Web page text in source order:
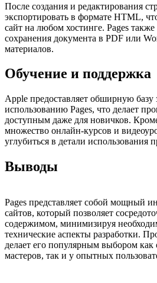
После создания и редактирования
экспортировать в формате HTML,
сайт на любом хостинге. Pages
сохранения документа в PDF или
материалов.
Обучение и поддержка
Apple предоставляет обширную базу
использованию Pages, что делает
доступным даже для новичков.
множество онлайн-курсов и
углубиться в детали использования
Выводы
Pages представляет собой мощный
сайтов, который позволяет
содержимом, минимизируя
технические аспекты разработки.
делает его популярным выбором
мастеров, так и у опытных